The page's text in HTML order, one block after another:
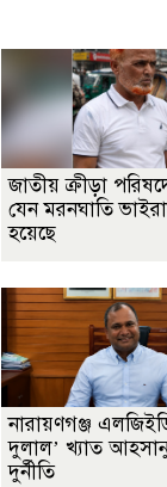
জাতীয় ক্রীড়া
যেন মরনঘাতি
হয়েছে
নারায়ণগঞ্জ
দুলাল’ খ্যাত
দুর্নীতি